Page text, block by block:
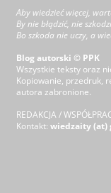
Aby wiedzieć więcej,
By nie błądzić, nie
Bo szkoda nie uczy, a
Blog autorski © PPK
Wszystkie teksty oraz
Kopiowanie, przedruk,
autora zabronione.
REDAKCJA /
Kontakt:wiedzaity (at)